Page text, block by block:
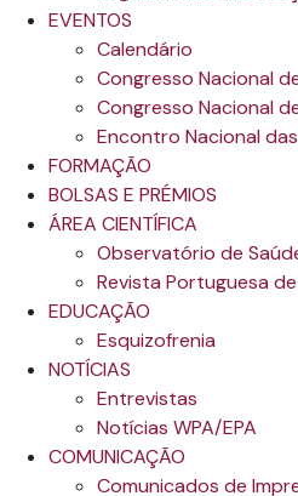
EVENTOS
Calendário
Congresso Nacional
Congresso Nacional
Encontro Nacional
FORMAÇÃO
BOLSAS E PRÉMIOS
ÁREA CIENTÍFICA
Observatório de
Revista Portuguesa
EDUCAÇÃO
Esquizofrenia
NOTÍCIAS
Entrevistas
Notícias WPA/EPA
COMUNICAÇÃO
Comunicados de